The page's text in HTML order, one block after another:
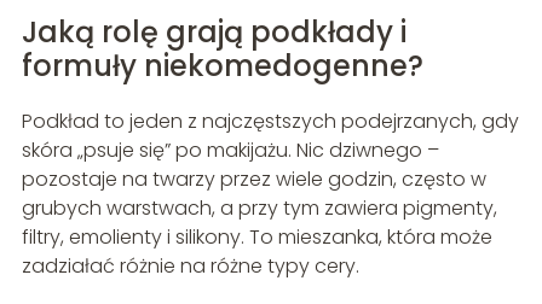
Jaką rolę grają podkłady i
formuły niekomedogenne?
Podkład to jeden z najczęstszych podejrzanych, gdy
skóra „psuje się” po makijażu. Nic dziwnego –
pozostaje na twarzy przez wiele godzin, często w
grubych warstwach, a przy tym zawiera pigmenty,
filtry, emolienty i silikony. To mieszanka, która może
zadziałać różnie na różne typy cery.